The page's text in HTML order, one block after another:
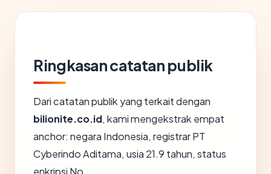
Ringkasan catatan publik
Dari catatan publik yang terkait dengan
bilionite.co.id, kami mengekstrak empat
anchor: negara Indonesia, registrar PT
Cyberindo Aditama, usia 21.9 tahun, status
enkripsi No.